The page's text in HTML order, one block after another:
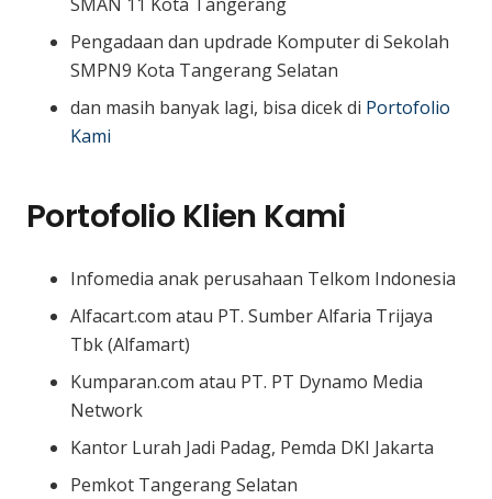
Pengadaan dan updrade Komputer di Sekolah
SMPN9 Kota Tangerang Selatan
dan masih banyak lagi, bisa dicek di Portofolio
Kami
Portofolio Klien Kami
Infomedia anak perusahaan Telkom Indonesia
Alfacart.com atau PT. Sumber Alfaria Trijaya
Tbk (Alfamart)
Kumparan.com atau PT. PT Dynamo Media
Network
Kantor Lurah Jadi Padag, Pemda DKI Jakarta
Pemkot Tangerang Selatan